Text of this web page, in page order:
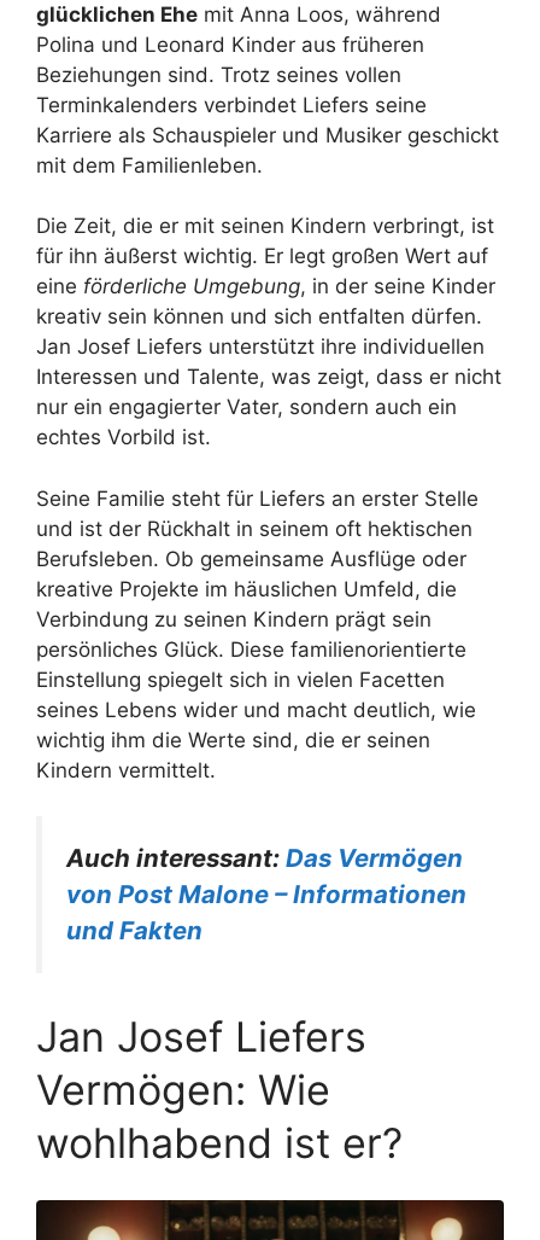
glücklichen Ehe mit Anna Loos, während
Polina und Leonard Kinder aus früheren
Beziehungen sind. Trotz seines vollen
Terminkalenders verbindet Liefers seine
Karriere als Schauspieler und Musiker geschickt
mit dem Familienleben.
Die Zeit, die er mit seinen Kindern verbringt, ist
für ihn äußerst wichtig. Er legt großen Wert auf
eine förderliche Umgebung, in der seine Kinder
kreativ sein können und sich entfalten dürfen.
Jan Josef Liefers unterstützt ihre individuellen
Interessen und Talente, was zeigt, dass er nicht
nur ein engagierter Vater, sondern auch ein
echtes Vorbild ist.
Seine Familie steht für Liefers an erster Stelle
und ist der Rückhalt in seinem oft hektischen
Berufsleben. Ob gemeinsame Ausflüge oder
kreative Projekte im häuslichen Umfeld, die
Verbindung zu seinen Kindern prägt sein
persönliches Glück. Diese familienorientierte
Einstellung spiegelt sich in vielen Facetten
seines Lebens wider und macht deutlich, wie
wichtig ihm die Werte sind, die er seinen
Kindern vermittelt.
Auch interessant: Das Vermögen
von Post Malone – Informationen
und Fakten
Jan Josef Liefers
Vermögen: Wie
wohlhabend ist er?